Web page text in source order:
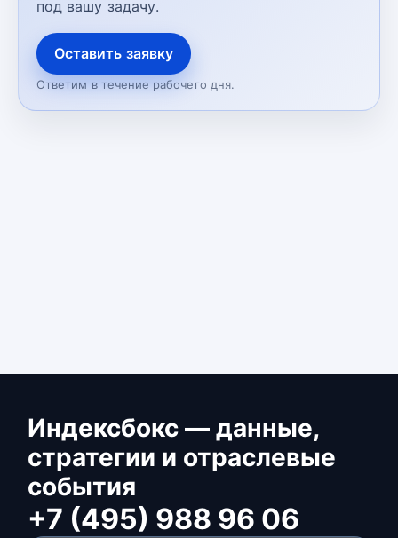
под вашу задачу.
Оставить заявку
Ответим в течение рабочего дня.
Индексбокс — данные,
стратегии и отраслевые
события
+7 (495) 988 96 06